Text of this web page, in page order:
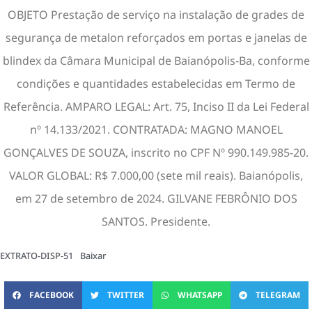
OBJETO Prestação de serviço na instalação de grades de
segurança de metalon reforçados em portas e janelas de
blindex da Câmara Municipal de Baianópolis-Ba, conforme
condições e quantidades estabelecidas em Termo de
Referência. AMPARO LEGAL: Art. 75, Inciso II da Lei Federal
nº 14.133/2021. CONTRATADA: MAGNO MANOEL
GONÇALVES DE SOUZA, inscrito no CPF Nº 990.149.985-20.
VALOR GLOBAL: R$ 7.000,00 (sete mil reais). Baianópolis,
em 27 de setembro de 2024. GILVANE FEBRÔNIO DOS
SANTOS. Presidente.
EXTRATO-DISP-51 Baixar
FACEBOOK TWITTER WHATSAPP TELEGRAM